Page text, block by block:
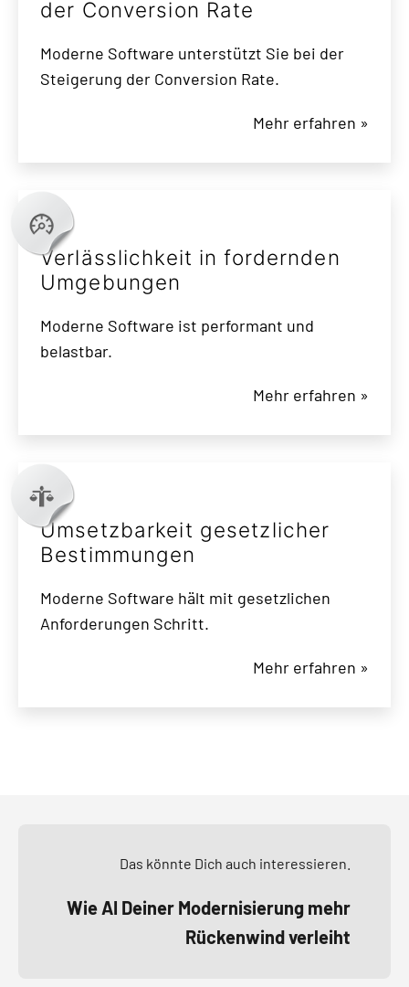
der Conversion Rate
Moderne Software unterstützt Sie bei der
Steigerung der Conversion Rate.
Mehr erfahren »
Verlässlichkeit in fordernden
Umgebungen
Moderne Software ist performant und
belastbar.
Mehr erfahren »
Umsetzbarkeit gesetzlicher
Bestimmungen
Moderne Software hält mit gesetzlichen
Anforderungen Schritt.
Mehr erfahren »
Das könnte Dich auch interessieren.
Wie AI Deiner Modernisierung mehr
Rückenwind verleiht